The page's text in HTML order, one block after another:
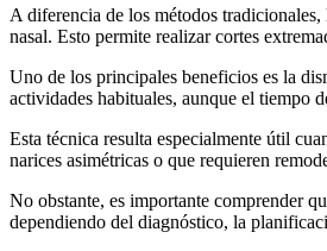
A diferencia de los métodos
nasal. Esto permite realizar cortes
Uno de los principales beneficios es la
actividades habituales, aunque el tiempo
Esta técnica resulta especialmente útil
narices asimétricas o que requieren
No obstante, es importante comprender
dependiendo del diagnóstico, la